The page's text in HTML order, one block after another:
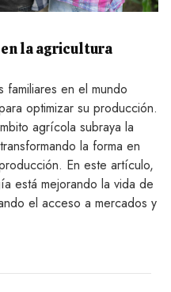
la agricultura
en el mundo
optimizar su producción.
agrícola subraya la
la forma en
En este artículo,
está mejorando la vida de
el acceso a mercados y